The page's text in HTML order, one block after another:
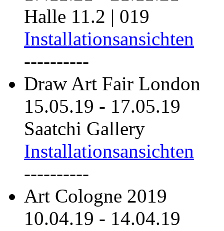
Halle 11.2 | 019
Installationsansichten
----------
Draw Art Fair London
15.05.19 - 17.05.19
Saatchi Gallery
Installationsansichten
----------
Art Cologne 2019
10.04.19 - 14.04.19